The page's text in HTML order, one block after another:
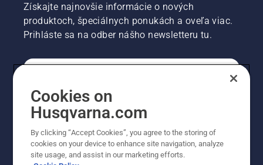
Získajte najnovšie informácie o nových
produktoch, špeciálnych ponukách a oveľa viac.
Prihláste sa na odber nášho newsletteru tu.
PROFESIONÁLNE
Cookies on
Husqvarna.com
By clicking “Accept Cookies”, you agree to the storing of
cookies on your device to enhance site navigation, analyze
site usage, and assist in our marketing efforts.